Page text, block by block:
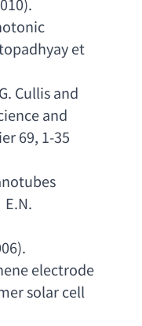
et
Cullis and
and
69, 1-35
E.N.
electrode
solar cell